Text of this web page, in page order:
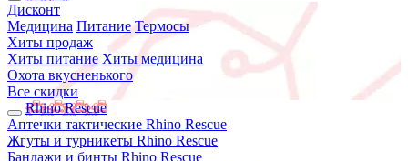
Дисконт
Медицина Питание Термосы
Хиты продаж
Хиты питание Хиты медицина
Охота вкусненького
Все скидки
Rhino Rescue
Аптечки тактические Rhino Rescue
Жгуты и турникеты Rhino Rescue
Бандажи и бинты Rhino Rescue